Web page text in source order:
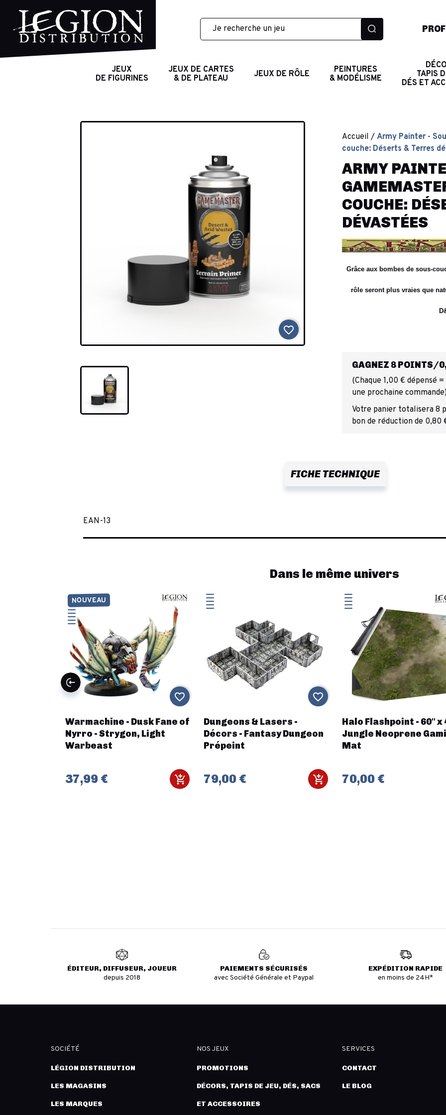
JEUX
DE FIGURINES
JEUX DE CARTES
& DE PLATEAU
JEUX DE RÔLE
PEINTURES
& MODÉLISME
TAPIS
DÉS ET
favorite_border
Accueil
Army Painter -
couche: Déserts & Terres
ARMY
COUCHE:
DÉVASTÉES
Grâce aux bombes de sous-
rôle seront plus vraies que
GAGNEZ 8 POINTS/
(Chaque 1,00 € dépensé
une prochaine commande)
Votre panier totalisera 8
bon de réduction de 0,80
FICHE TECHNIQUE
EAN-13
Dans le même univers
Warmachine - Dusk Fane of
Nyrro - Strygon, Light
Warbeast
37,99 €
NOUVEAU
favorite_border
Dungeons & Lasers -
Décors - Fantasy Dungeon
Prépeint
79,00 €
favorite_border
Halo Flashpoint - 60" x
Jungle Neoprene
Mat
70,00 €
ÉDITEUR, DIFFUSEUR, JOUEUR
depuis 2018
PAIEMENTS SÉCURISÉS
avec Société Générale et Paypal
EXPÉDITION RAPIDE
en moins de 24H*
SOCIÉTÉ
LÉGION DISTRIBUTION
LES MAGASINS
LES MARQUES
NOS JEUX
PROMOTIONS
DÉCORS, TAPIS DE JEU, DÉS, SACS
ET ACCESSOIRES
SERVICES
CONTACT
LE BLOG